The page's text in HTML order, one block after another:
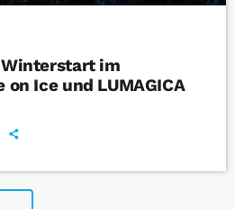
im
Ice und LUMAGICA